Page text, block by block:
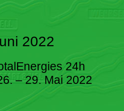
2022
24h
– 29. Mai 2022